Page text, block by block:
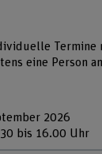
eine Person
2026
bis 16.00 Uhr